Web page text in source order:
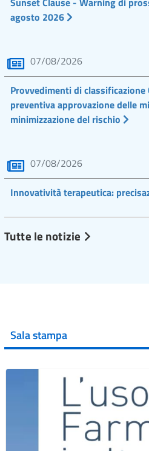
agosto 2026
07/08/2026
Provvedimenti di classificazione
preventiva approvazione delle
minimizzazione del rischio
07/08/2026
Innovatività terapeutica:
Tutte le notizie
Sala stampa